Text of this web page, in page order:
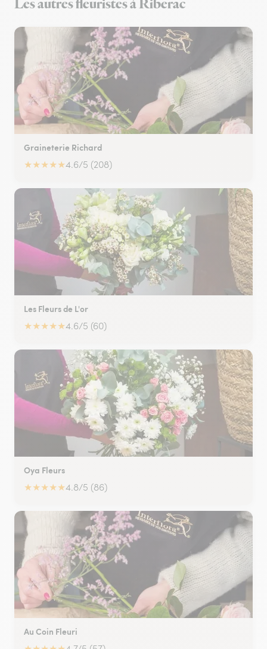
Les autres fleuristes à Riberac
Graineterie Richard
★★★★★4.6/5 (208)
Les Fleurs de L'or
★★★★★4.6/5 (60)
Oya Fleurs
★★★★★4.8/5 (86)
Au Coin Fleuri